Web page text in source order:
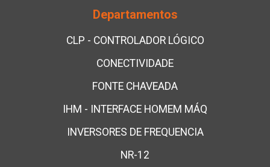
Departamentos
CLP - CONTROLADOR LÓGICO
CONECTIVIDADE
FONTE CHAVEADA
IHM - INTERFACE HOMEM MÁQ
INVERSORES DE FREQUENCIA
NR-12